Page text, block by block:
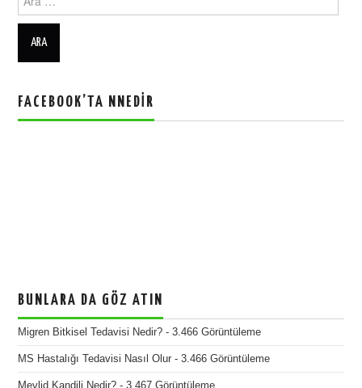
FACEBOOK’TA NNEDIR
BUNLARA DA GÖZ ATIN
Migren Bitkisel Tedavisi Nedir? - 3.466 Görüntüleme
MS Hastalığı Tedavisi Nasıl Olur - 3.466 Görüntüleme